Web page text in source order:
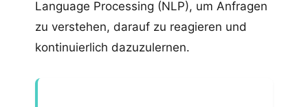
Language Processing (NLP), um Anfragen
zu verstehen, darauf zu reagieren und
kontinuierlich dazuzulernen.